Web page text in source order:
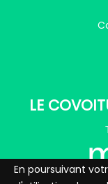
LE
En poursuivant